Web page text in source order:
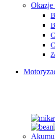
Okazje